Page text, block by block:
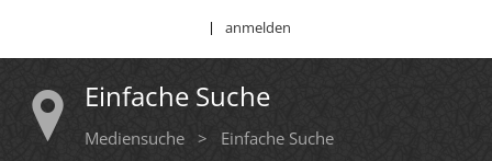
| anmelden
Einfache Suche
Mediensuche > Einfache Suche